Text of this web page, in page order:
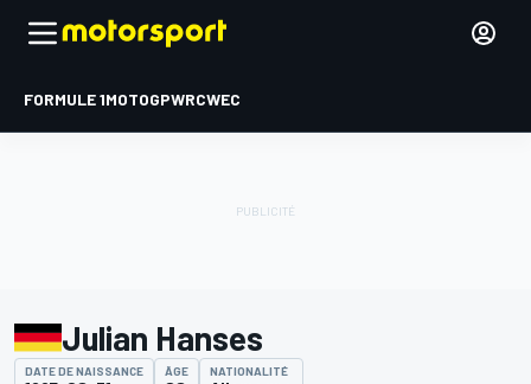
FORMULE 1MOTOGPWRCWEC
Julian Hanses
DATE DE NAISSANCE ÂGE NATIONALITÉ